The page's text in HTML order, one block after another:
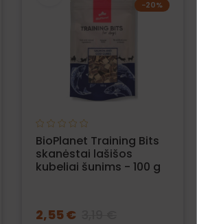
−20%
BioPlanet Training Bits
skanėstai lašišos
kubeliai šunims - 100 g
2,55 €